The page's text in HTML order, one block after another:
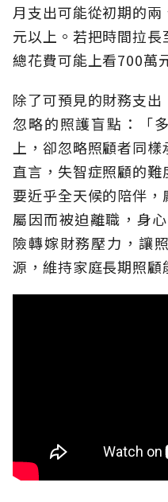
月支出可能從初期的
元以上。若把時間拉
總花費可能上看700萬
除了可預見的財務支
忽略的照護盲點：「
上，卻忽略照顧者同
直言，失智症照顧的
要近乎全天候的陪伴
屬因而被迫離職，身心
險轉嫁財務壓力，讓
源，維持家庭長期照顧